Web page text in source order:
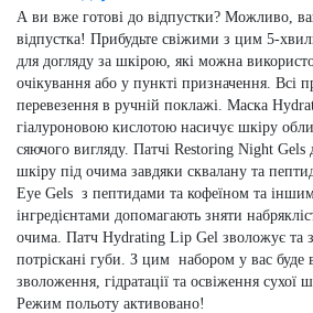
А ви вже готові до відпустки? Можливо,
відпустка! Прибудьте свіжими з цим 5-
для догляду за шкірою, які можна
очікування або у пункті призначення. Всі
перевезення в ручній поклажі. Маска
гіалуроновою кислотою насичує шкіру
сяючого вигляду. Патчі Restoring Night
шкіру під очима завдяки сквалану та
Eye Gels з пептидами та кофеїном та
інгредієнтами допомагають зняти
очима. Патч Hydrating Lip Gel зволожує та
потріскані губи. З цим набором у вас буде
зволоження, гідратації та освіження сухої
Режим польоту активовано!